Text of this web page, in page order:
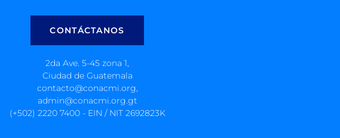
CONTÁCTANOS
2da Ave. 5-45 zona 1,
Ciudad de Guatemala
contacto@conacmi.org,
admin@conacmi.org.gt
(+502) 2220 7400 - EIN / NIT 2692823K